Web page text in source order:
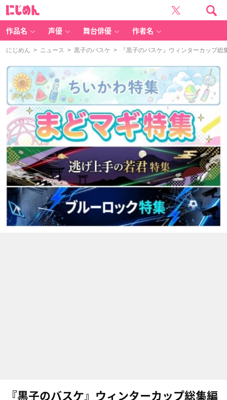
作品名 声優 舞台俳優 作者名
にじめん > ニュース > 黒子のバスケ > 『黒子のバスケ』ウィンターカップ総
『黒子のバスケ』ウィンターカップ総集編